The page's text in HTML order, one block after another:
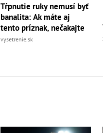
Tŕpnutie ruky nemusí byť
banalita: Ak máte aj
tento príznak, nečakajte
vysetrenie.sk